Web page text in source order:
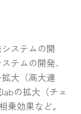
ステムの開
テムの開発、
大（高大連
の拡大（チェ
乗効果など。